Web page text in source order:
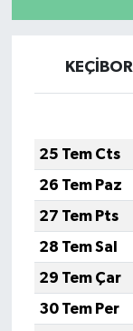
25 Tem Cts
26 Tem Paz
27 Tem Pts
28 Tem Sal
29 Tem Çar
30 Tem Per